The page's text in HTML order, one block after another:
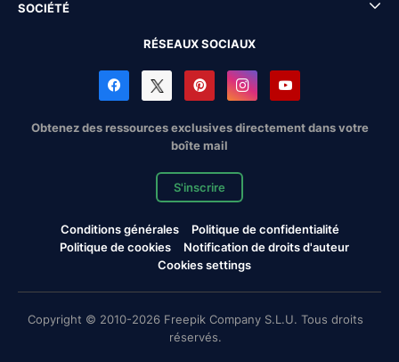
SOCIÉTÉ
RÉSEAUX SOCIAUX
Obtenez des ressources exclusives directement dans votre
boîte mail
S'inscrire
Conditions générales
Politique de confidentialité
Politique de cookies
Notification de droits d'auteur
Cookies settings
Copyright © 2010-2026 Freepik Company S.L.U. Tous droits
réservés.